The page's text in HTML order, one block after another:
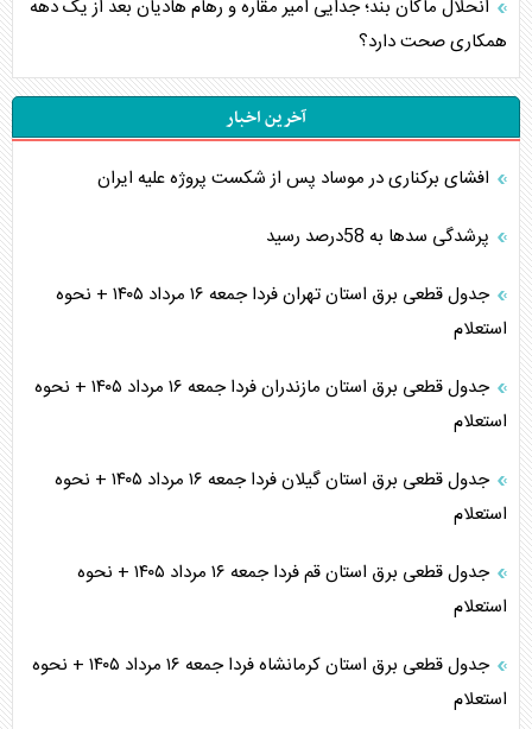
انحلال ماکان بند؛ جدایی امیر مقاره و رهام هادیان بعد از یک دهه
همکاری صحت دارد؟
آخرین اخبار
افشای برکناری در موساد پس از شکست پروژه علیه ایران
پرشدگی سدها به 58درصد رسید
جدول قطعی برق استان تهران فردا جمعه ۱۶ مرداد ۱۴۰۵ + نحوه
استعلام
جدول قطعی برق استان مازندران فردا جمعه ۱۶ مرداد ۱۴۰۵ + نحوه
استعلام
جدول قطعی برق استان گیلان فردا جمعه ۱۶ مرداد ۱۴۰۵ + نحوه
استعلام
جدول قطعی برق استان قم فردا جمعه ۱۶ مرداد ۱۴۰۵ + نحوه
استعلام
جدول قطعی برق استان کرمانشاه فردا جمعه ۱۶ مرداد ۱۴۰۵ + نحوه
استعلام